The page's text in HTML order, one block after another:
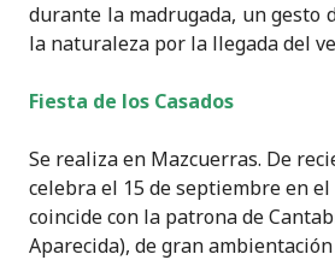
durante la madrugada, un gesto
la naturaleza por la llegada del
Fiesta de los Casados
Se realiza en Mazcuerras. De
celebra el 15 de septiembre en
coincide con la patrona de
Aparecida), de gran